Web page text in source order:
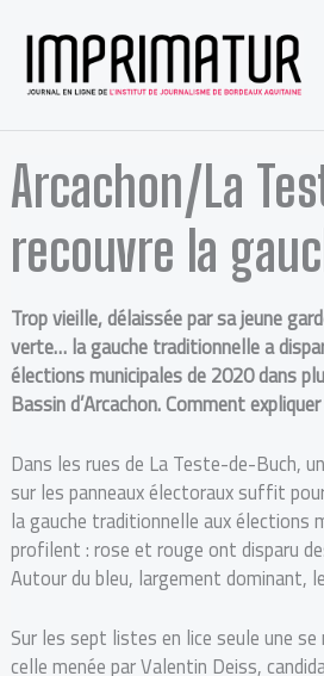
Arcachon/La
recouvre la
Trop vieille, délaissée par sa jeune
verte… la gauche traditionnelle a
élections municipales de 2020 dans
Bassin d’Arcachon. Comment
Dans les rues de La Teste-de-Buch,
sur les panneaux électoraux suffit
la gauche traditionnelle aux élections
profilent : rose et rouge ont disparu
Autour du bleu, largement dominant,
Sur les sept listes en lice seule une se
celle menée par Valentin Deiss,